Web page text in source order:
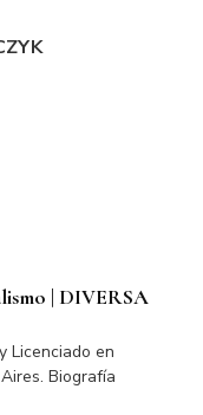
| DIVERSA
Licenciado en
Biografía